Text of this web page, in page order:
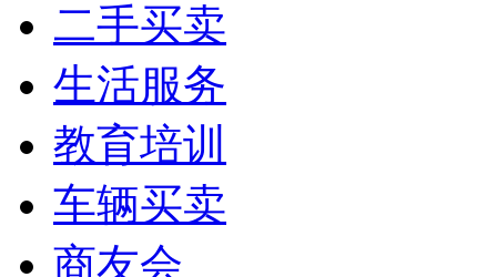
二手买卖
生活服务
教育培训
车辆买卖
商友会